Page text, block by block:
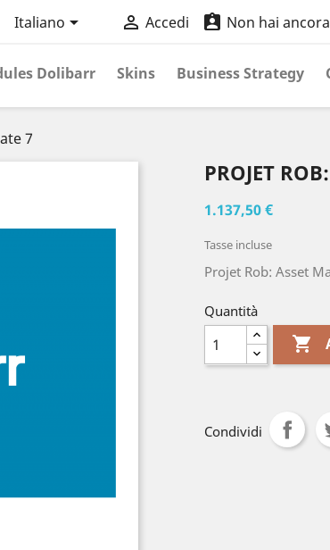
Italiano  Accedi  Non hai
Dolibarr Skins Business Strategy
7
PROJET
1.137,50 €
Tasse incluse
Projet Rob: Asset
Quantità

Condividi